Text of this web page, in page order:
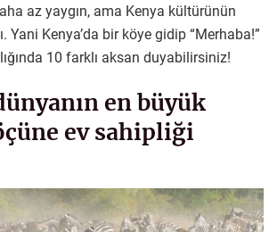
az yaygın, ama Kenya kültürünün
Yani Kenya’da bir köye gidip “Merhaba!”
10 farklı aksan duyabilirsiniz!
en büyük
ev sahipliği